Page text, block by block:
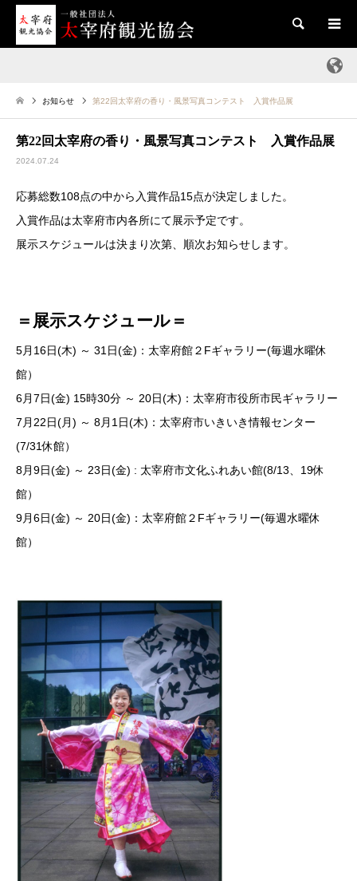
検索
お知らせ 第22回太宰府の香り・風景写真コンテスト 入賞作品展
第22回太宰府の香り・風景写真コンテスト 入賞作品展
2024.07.24
応募総数108点の中から入賞作品15点が決定しました。
入賞作品は太宰府市内各所にて展示予定です。
展示スケジュールは決まり次第、順次お知らせします。
＝展示スケジュール＝
5月16日(木) ～ 31日(金)：太宰府館２Fギャラリー(毎週水曜休
館）
6月7日(金) 15時30分 ～ 20日(木)：太宰府市役所市民ギャラリー
7月22日(月) ～ 8月1日(木)：太宰府市いきいき情報センター
(7/31休館）
8月9日(金) ～ 23日(金) : 太宰府市文化ふれあい館(8/13、19休
館
9月6日(金) ～ 20日(金)：太宰府館２Fギャラリー(毎週水曜休
館）